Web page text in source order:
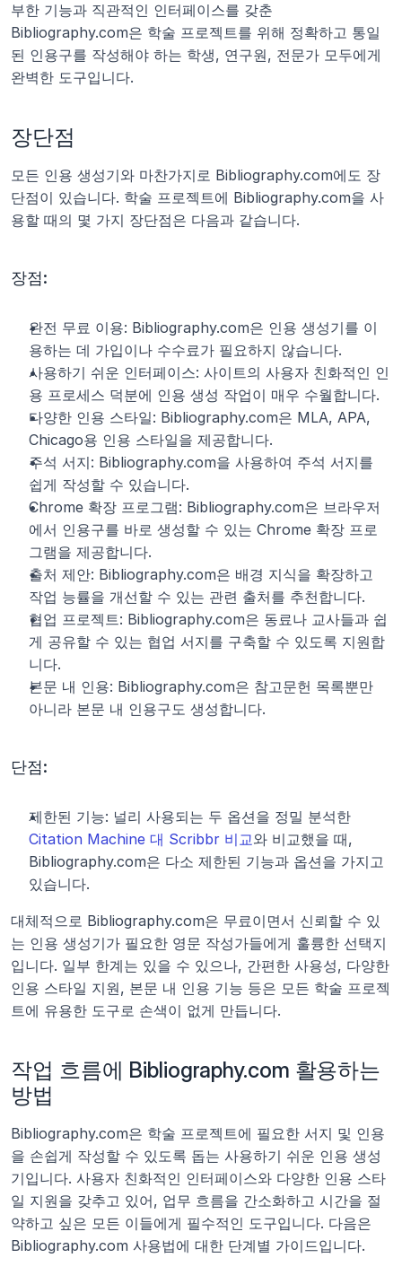
부한 기능과 직관적인 인터페이스를 갖춘
Bibliography.com은 학술 프로젝트를 위해 정확하고 통일
된 인용구를 작성해야 하는 학생, 연구원, 전문가 모두에게
완벽한 도구입니다.
장단점
모든 인용 생성기와 마찬가지로 Bibliography.com에도 장
단점이 있습니다. 학술 프로젝트에 Bibliography.com을 사
용할 때의 몇 가지 장단점은 다음과 같습니다.
장점:
완전 무료 이용: Bibliography.com은 인용 생성기를 이
용하는 데 가입이나 수수료가 필요하지 않습니다.
사용하기 쉬운 인터페이스: 사이트의 사용자 친화적인 인
용 프로세스 덕분에 인용 생성 작업이 매우 수월합니다.
다양한 인용 스타일: Bibliography.com은 MLA, APA,
Chicago용 인용 스타일을 제공합니다.
주석 서지: Bibliography.com을 사용하여 주석 서지를
쉽게 작성할 수 있습니다.
Chrome 확장 프로그램: Bibliography.com은 브라우저
에서 인용구를 바로 생성할 수 있는 Chrome 확장 프로
그램을 제공합니다.
출처 제안: Bibliography.com은 배경 지식을 확장하고
작업 능률을 개선할 수 있는 관련 출처를 추천합니다.
협업 프로젝트: Bibliography.com은 동료나 교사들과 쉽
게 공유할 수 있는 협업 서지를 구축할 수 있도록 지원합
니다.
본문 내 인용: Bibliography.com은 참고문헌 목록뿐만
아니라 본문 내 인용구도 생성합니다.
단점:
Citation Machine 대 Scribbr 비교와 비교했을 때,
Bibliography.com은 다소 제한된 기능과 옵션을 가지고
있습니다.
대체적으로 Bibliography.com은 무료이면서 신뢰할 수 있
는 인용 생성기가 필요한 영문 작성가들에게 훌륭한 선택지
입니다. 일부 한계는 있을 수 있으나, 간편한 사용성, 다양한
인용 스타일 지원, 본문 내 인용 기능 등은 모든 학술 프로젝
트에 유용한 도구로 손색이 없게 만듭니다.
작업 흐름에 Bibliography.com 활용하는
방법
Bibliography.com은 학술 프로젝트에 필요한 서지 및 인용
을 손쉽게 작성할 수 있도록 돕는 사용하기 쉬운 인용 생성
기입니다. 사용자 친화적인 인터페이스와 다양한 인용 스타
일 지원을 갖추고 있어, 업무 흐름을 간소화하고 시간을 절
약하고 싶은 모든 이들에게 필수적인 도구입니다. 다음은
Bibliography.com 사용법에 대한 단계별 가이드입니다.